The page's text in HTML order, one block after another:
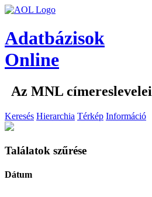
Adatbázisok
Online
Az MNL címereslevelei
Keresés Hierarchia Térkép Információ
Találatok szűrése
Dátum